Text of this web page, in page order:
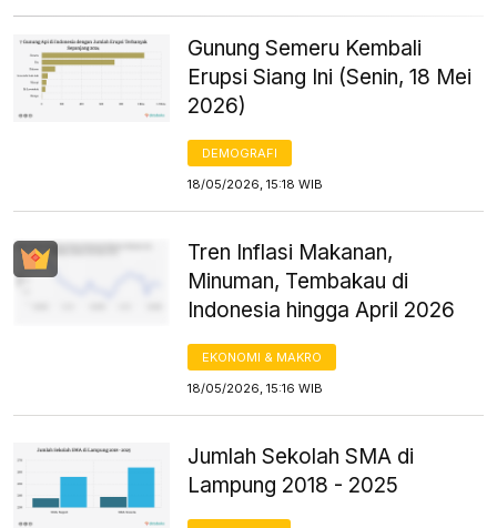
Gunung Semeru Kembali
Erupsi Siang Ini (Senin, 18 Mei
2026)
DEMOGRAFI
18/05/2026, 15:18 WIB
Tren Inflasi Makanan,
Minuman, Tembakau di
Indonesia hingga April 2026
EKONOMI & MAKRO
18/05/2026, 15:16 WIB
Jumlah Sekolah SMA di
Lampung 2018 - 2025